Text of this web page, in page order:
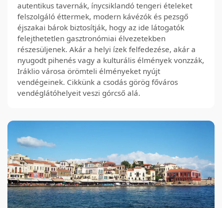
autentikus tavernák, ínycsiklandó tengeri ételeket
felszolgáló éttermek, modern kávézók és pezsgő
éjszakai bárok biztosítják, hogy az ide látogatók
felejthetetlen gasztronómiai élvezetekben
részesüljenek. Akár a helyi ízek felfedezése, akár a
nyugodt pihenés vagy a kulturális élmények vonzzák,
Iráklio városa örömteli élményeket nyújt
vendégeinek. Cikkünk a csodás görög főváros
vendéglátóhelyeit veszi górcső alá.